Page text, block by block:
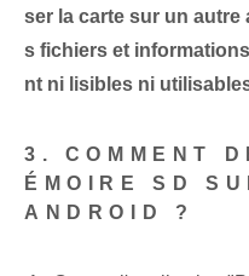
ser la carte sur un autre
s fichiers et
nt ni lisibles ni
3. COMMENT
ÉMOIRE SD
ANDROID ?